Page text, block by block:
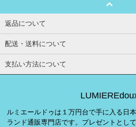
返品について
配送・送料について
支払い方法について
ルミエールドゥは１万円台で手に入る日
ランド通販専門店です。プレゼントとし